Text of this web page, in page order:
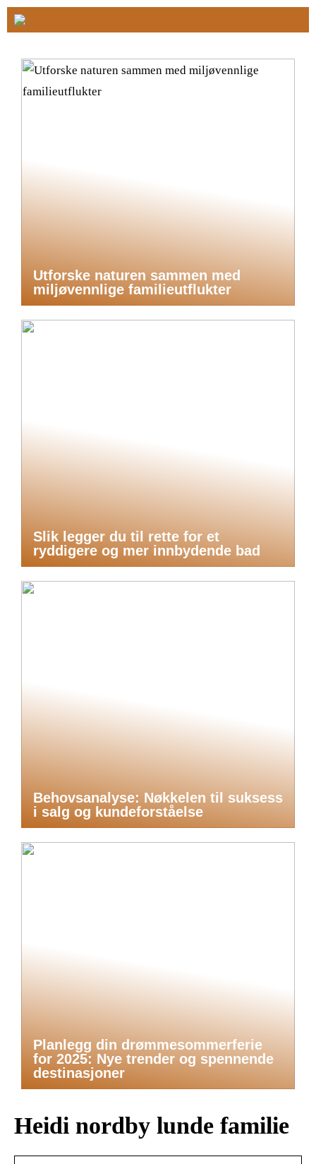
Utforske naturen sammen med
miljøvennlige familieutflukter
Slik legger du til rette for et
ryddigere og mer innbydende bad
Behovsanalyse: Nøkkelen til suksess
i salg og kundeforståelse
Planlegg din drømmesommerferie
for 2025: Nye trender og spennende
destinasjoner
Heidi nordby lunde familie